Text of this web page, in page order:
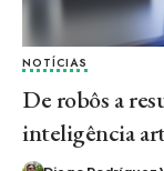
NOTÍCIAS
De robôs a
inteligência